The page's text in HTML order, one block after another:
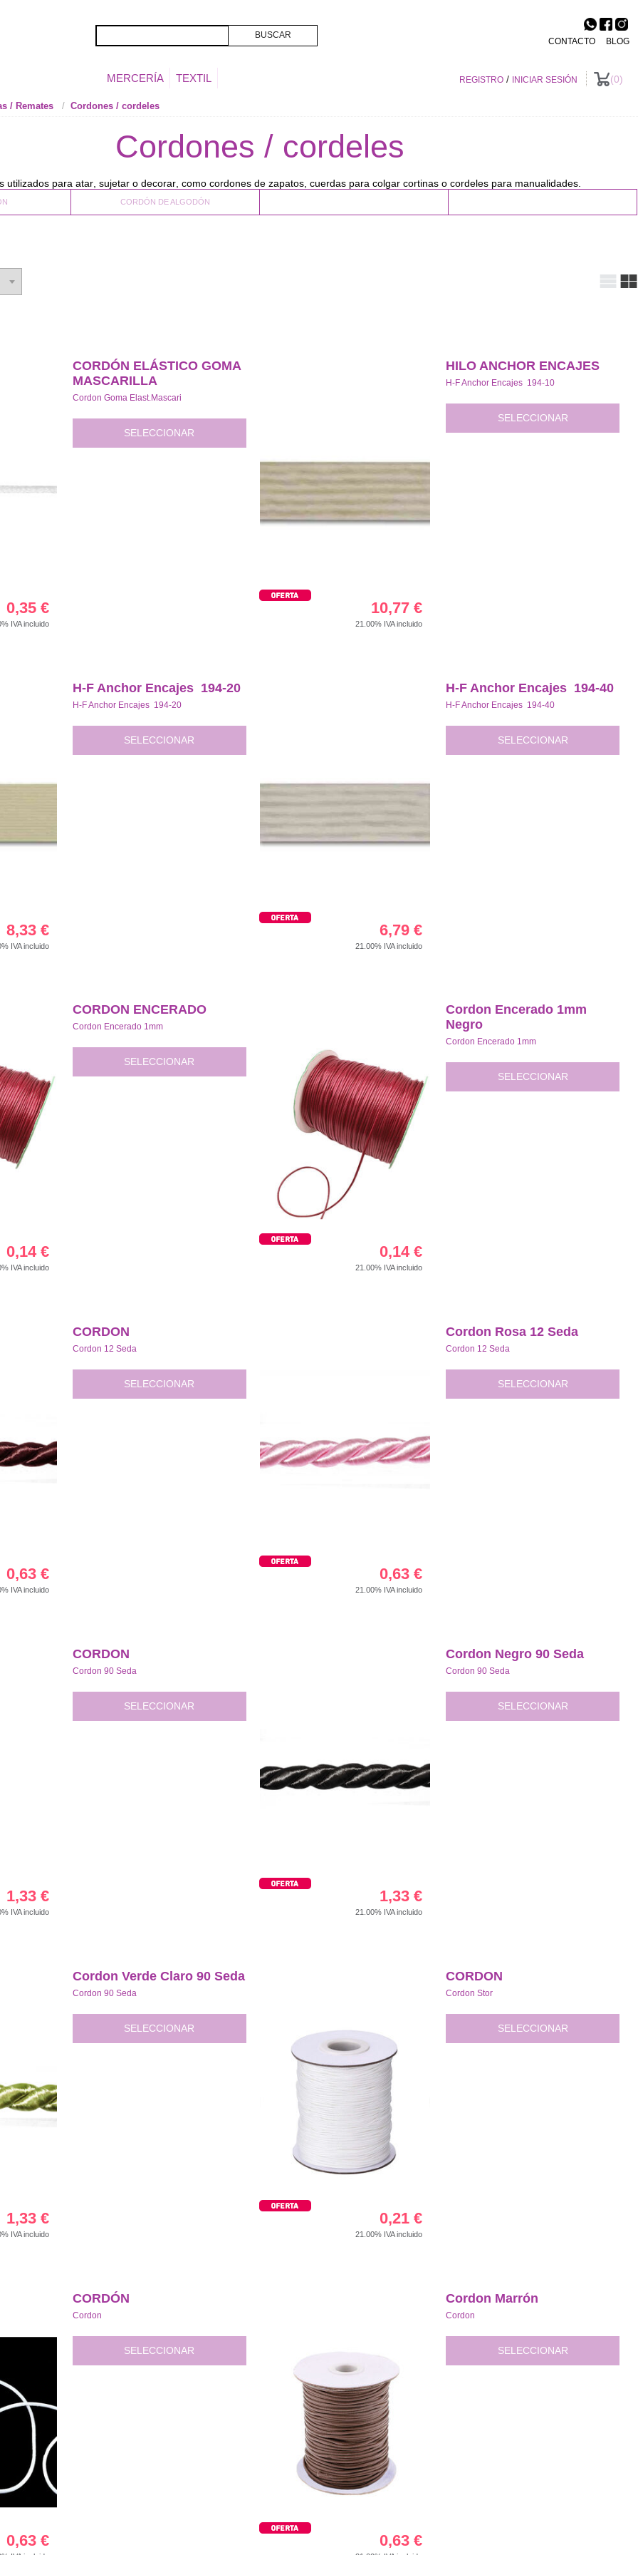
REGISTRO/ INICIAR SESIÓN 0
CONTACTO BLOG
MERCERÍA TEXTIL
/ Remates Cordones / cordeles
Cordones / cordeles
utilizados para atar, sujetar o decorar, como cordones de zapatos, cuerdas para colgar cortinas o cordeles para manualidades.
CORDÓN DE ALGODÓN
0,35 €
IVA incluido
CORDÓN ELÁSTICO GOMA
MASCARILLA
Cordon Goma Elast.Mascari
SELECCIONAR
10,77 €
21.00% IVA incluido
HILO ANCHOR ENCAJES
H-F Anchor Encajes 194-10
SELECCIONAR
8,33 €
IVA incluido
H-F Anchor Encajes 194-20
H-F Anchor Encajes 194-20
SELECCIONAR
6,79 €
21.00% IVA incluido
H-F Anchor Encajes 194-40
H-F Anchor Encajes 194-40
SELECCIONAR
0,14 €
IVA incluido
CORDON ENCERADO
Cordon Encerado 1mm
SELECCIONAR
0,14 €
21.00% IVA incluido
Cordon Encerado 1mm
Negro
Cordon Encerado 1mm
SELECCIONAR
0,63 €
IVA incluido
CORDON
Cordon 12 Seda
SELECCIONAR
0,63 €
21.00% IVA incluido
Cordon Rosa 12 Seda
Cordon 12 Seda
SELECCIONAR
1,33 €
IVA incluido
CORDON
Cordon 90 Seda
SELECCIONAR
1,33 €
21.00% IVA incluido
Cordon Negro 90 Seda
Cordon 90 Seda
SELECCIONAR
1,33 €
IVA incluido
Cordon Verde Claro 90 Seda
Cordon 90 Seda
SELECCIONAR
0,21 €
21.00% IVA incluido
CORDON
Cordon Stor
SELECCIONAR
0,63 €
CORDÓN
Cordon
SELECCIONAR
0,63 €
Cordon Marrón
Cordon
SELECCIONAR